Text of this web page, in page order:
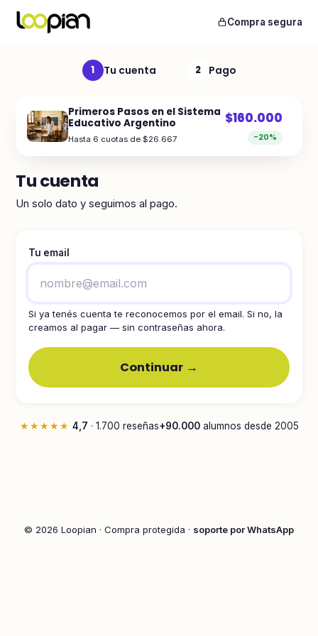
Compra segura
1 Tu cuenta 2 Pago
Tu cuenta
Un solo dato y seguimos al pago.
Tu email
Si ya tenés cuenta te reconocemos por el email. Si no, la
creamos al pagar — sin contraseñas ahora.
Continuar →
★★★★★ 4,7 · 1.700 reseñas+90.000alumnos desde 2005
Primeros Pasos en el Sistema
Educativo Argentino
Hasta 6 cuotas de $26.667
$160.000
−20%
© 2026 Loopian · Compra protegida · soporte por WhatsApp